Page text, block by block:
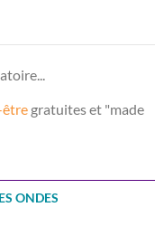
être gratuites et "made
ONDES